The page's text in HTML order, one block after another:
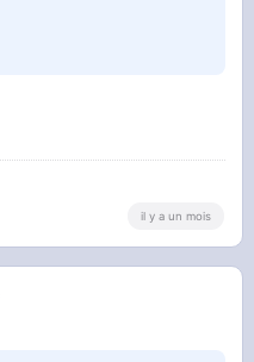
il y a un mois